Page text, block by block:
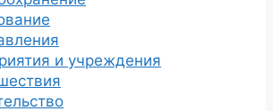
и учреждения